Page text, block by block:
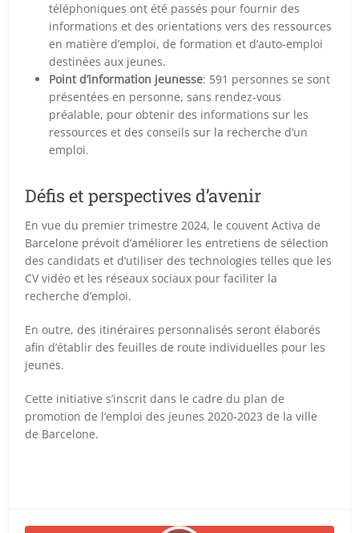
téléphoniques ont été passés pour fournir des
informations et des orientations vers des ressources
en matière d’emploi, de formation et d’auto-emploi
destinées aux jeunes.
Point d’information jeunesse: 591 personnes se sont
présentées en personne, sans rendez-vous
préalable, pour obtenir des informations sur les
ressources et des conseils sur la recherche d’un
emploi.
Défis et perspectives d’avenir
En vue du premier trimestre 2024, le couvent Activa de
Barcelone prévoit d’améliorer les entretiens de sélection
des candidats et d’utiliser des technologies telles que les
CV vidéo et les réseaux sociaux pour faciliter la
recherche d’emploi.
En outre, des itinéraires personnalisés seront élaborés
afin d’établir des feuilles de route individuelles pour les
jeunes.
Cette initiative s’inscrit dans le cadre du plan de
promotion de l’emploi des jeunes 2020-2023 de la ville
de Barcelone.